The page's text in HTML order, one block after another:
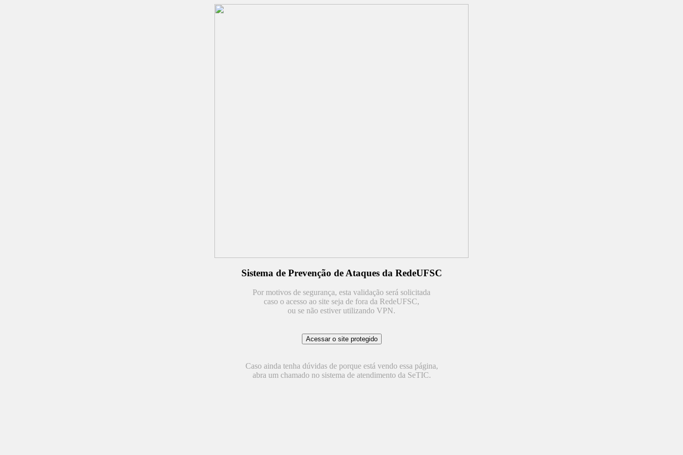
Sistema de Prevenção de Ataques da RedeUFSC
Por motivos de segurança, esta validação será solicitada
caso o acesso ao site seja de fora da RedeUFSC,
ou se não estiver utilizando VPN.
Caso ainda tenha dúvidas de porque está vendo essa página,
abra um chamado no sistema de atendimento da SeTIC.